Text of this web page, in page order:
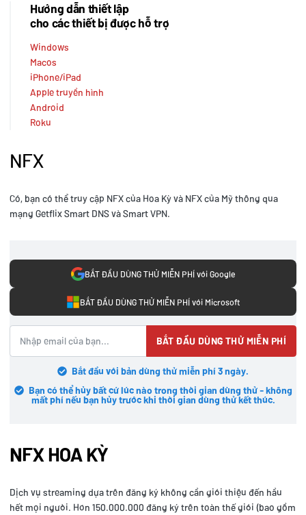
NFX
Có, bạn có thể truy cập NFX của Hoa Kỳ và NFX của Mỹ thông qua
mạng Getflix Smart DNS và Smart VPN.
BẮT ĐẦU DÙNG THỬ MIỄN PHÍ với Google
BẮT ĐẦU DÙNG THỬ MIỄN PHÍ với Microsoft
BẮT ĐẦU DÙNG THỬ MIỄN PHÍ
Bắt đầu với bản dùng thử miễn phí 3 ngày.
Bạn có thể hủy bất cứ lúc nào trong thời gian dùng thử - không
mất phí nếu bạn hủy trước khi thời gian dùng thử kết thúc.
NFX HOA KỲ
Dịch vụ streaming dựa trên đăng ký không cần giới thiệu đến hầu
hết mọi người. Hơn 150.000.000 đăng ký trên toàn thế giới (bao gồm
Hướng dẫn thiết lập
cho các thiết bị được hỗ trợ
Windows
Macos
iPhone/iPad
Apple truyền hình
Android
Roku